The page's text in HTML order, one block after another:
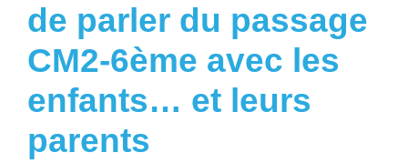
de parler du passage
CM2-6ème avec les
enfants… et leurs
parents